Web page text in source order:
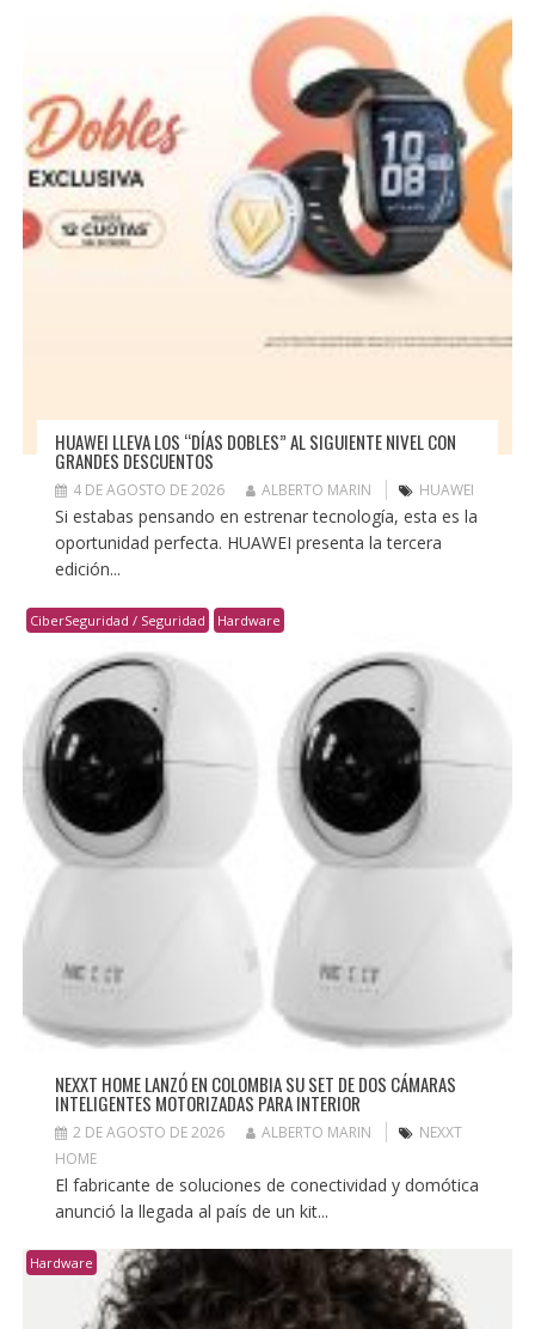
HUAWEI LLEVA LOS “DÍAS DOBLES” AL SIGUIENTE NIVEL CON
GRANDES DESCUENTOS
4 DE AGOSTO DE 2026 ALBERTO MARIN HUAWEI
Si estabas pensando en estrenar tecnología, esta es la
oportunidad perfecta. HUAWEI presenta la tercera
edición...
CiberSeguridad / Seguridad Hardware
NEXXT HOME LANZÓ EN COLOMBIA SU SET DE DOS CÁMARAS
INTELIGENTES MOTORIZADAS PARA INTERIOR
2 DE AGOSTO DE 2026 ALBERTO MARIN
NEXXT
HOME
El fabricante de soluciones de conectividad y domótica
anunció la llegada al país de un kit...
Hardware